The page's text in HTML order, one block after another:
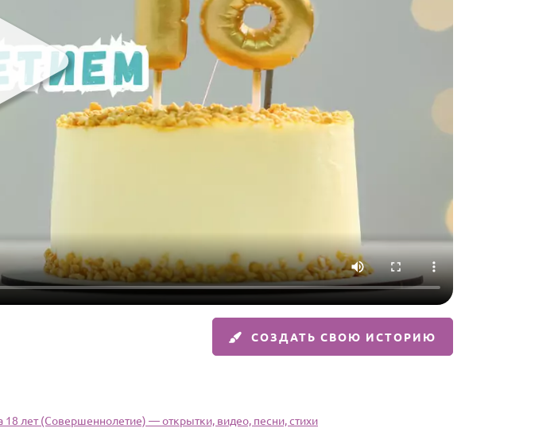
СОЗДАТЬ СВОЮ ИСТОРИЮ
лет (Совершеннолетие) — открытки, видео, песни, стихи